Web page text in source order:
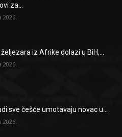
za...
2026.
željezara iz Afrike dolazi u BiH,...
2026.
sve češće umotavaju novac u...
2026.